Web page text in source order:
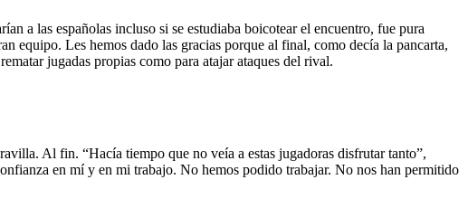
a las españolas incluso si se estudiaba boicotear el encuentro, fue pura
equipo. Les hemos dado las gracias porque al final, como decía la pancarta,
jugadas propias como para atajar ataques del rival.
Al fin. “Hacía tiempo que no veía a estas jugadoras disfrutar tanto”,
en mí y en mi trabajo. No hemos podido trabajar. No nos han permitido